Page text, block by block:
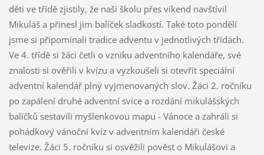
děti ve třídě zjistily, že naši školu přes víkend navštívil
Mikuláš a přinesl jim balíček sladkostí. Také toto pondělí
jsme si připomínali tradice adventu v jednotlivých třídách.
Ve 4. třídě si žáci četli o vzniku adventního kalendáře, své
znalosti si ověřili v kvízu a vyzkoušeli si otevřít speciální
adventní kalendář plný vyjmenovaných slov. Žáci 2. ročníku
po zapálení druhé adventní svíce a rozdání mikulášských
balíčků sestavili myšlenkovou mapu - Vánoce a zahráli si
pohádkový vánoční kvíz v adventním kalendáři české
televize. Žáci 5. ročníku si osvěžili pověst o Mikulášovi a